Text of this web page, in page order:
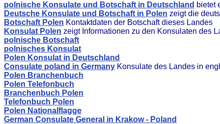
polnische Konsulate und Botschaft in Deutschland bietet
Deutsche Konsulate und Botschaft in Polen zeigt die
Botschaft Polen Kontaktdaten der Botschaft dieses Landes
Konsulat Polen zeigt Informationen zu den Konsulaten des
polnische Botschaft
polnisches Konsulat
Polen Konsulat in Deutschland
Consulate poland in Germany Konsulate des Landes in
Polen Branchenbuch
Polen Telefonbuch
Branchenbuch Polen
Telefonbuch Polen
Polen Nationalflagge
German Consulate General in Krakow - Poland